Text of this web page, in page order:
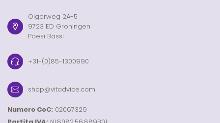
Olgerweg 2A-5
9723 ED Groningen
Paesi Bassi
+31-(0)85-1300990
shop@vitadvice.com
Numero CoC: 02067329